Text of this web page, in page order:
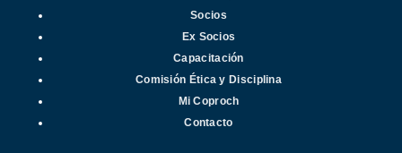
Socios
Ex Socios
Capacitación
Comisión Ética y Disciplina
Mi Coproch
Contacto